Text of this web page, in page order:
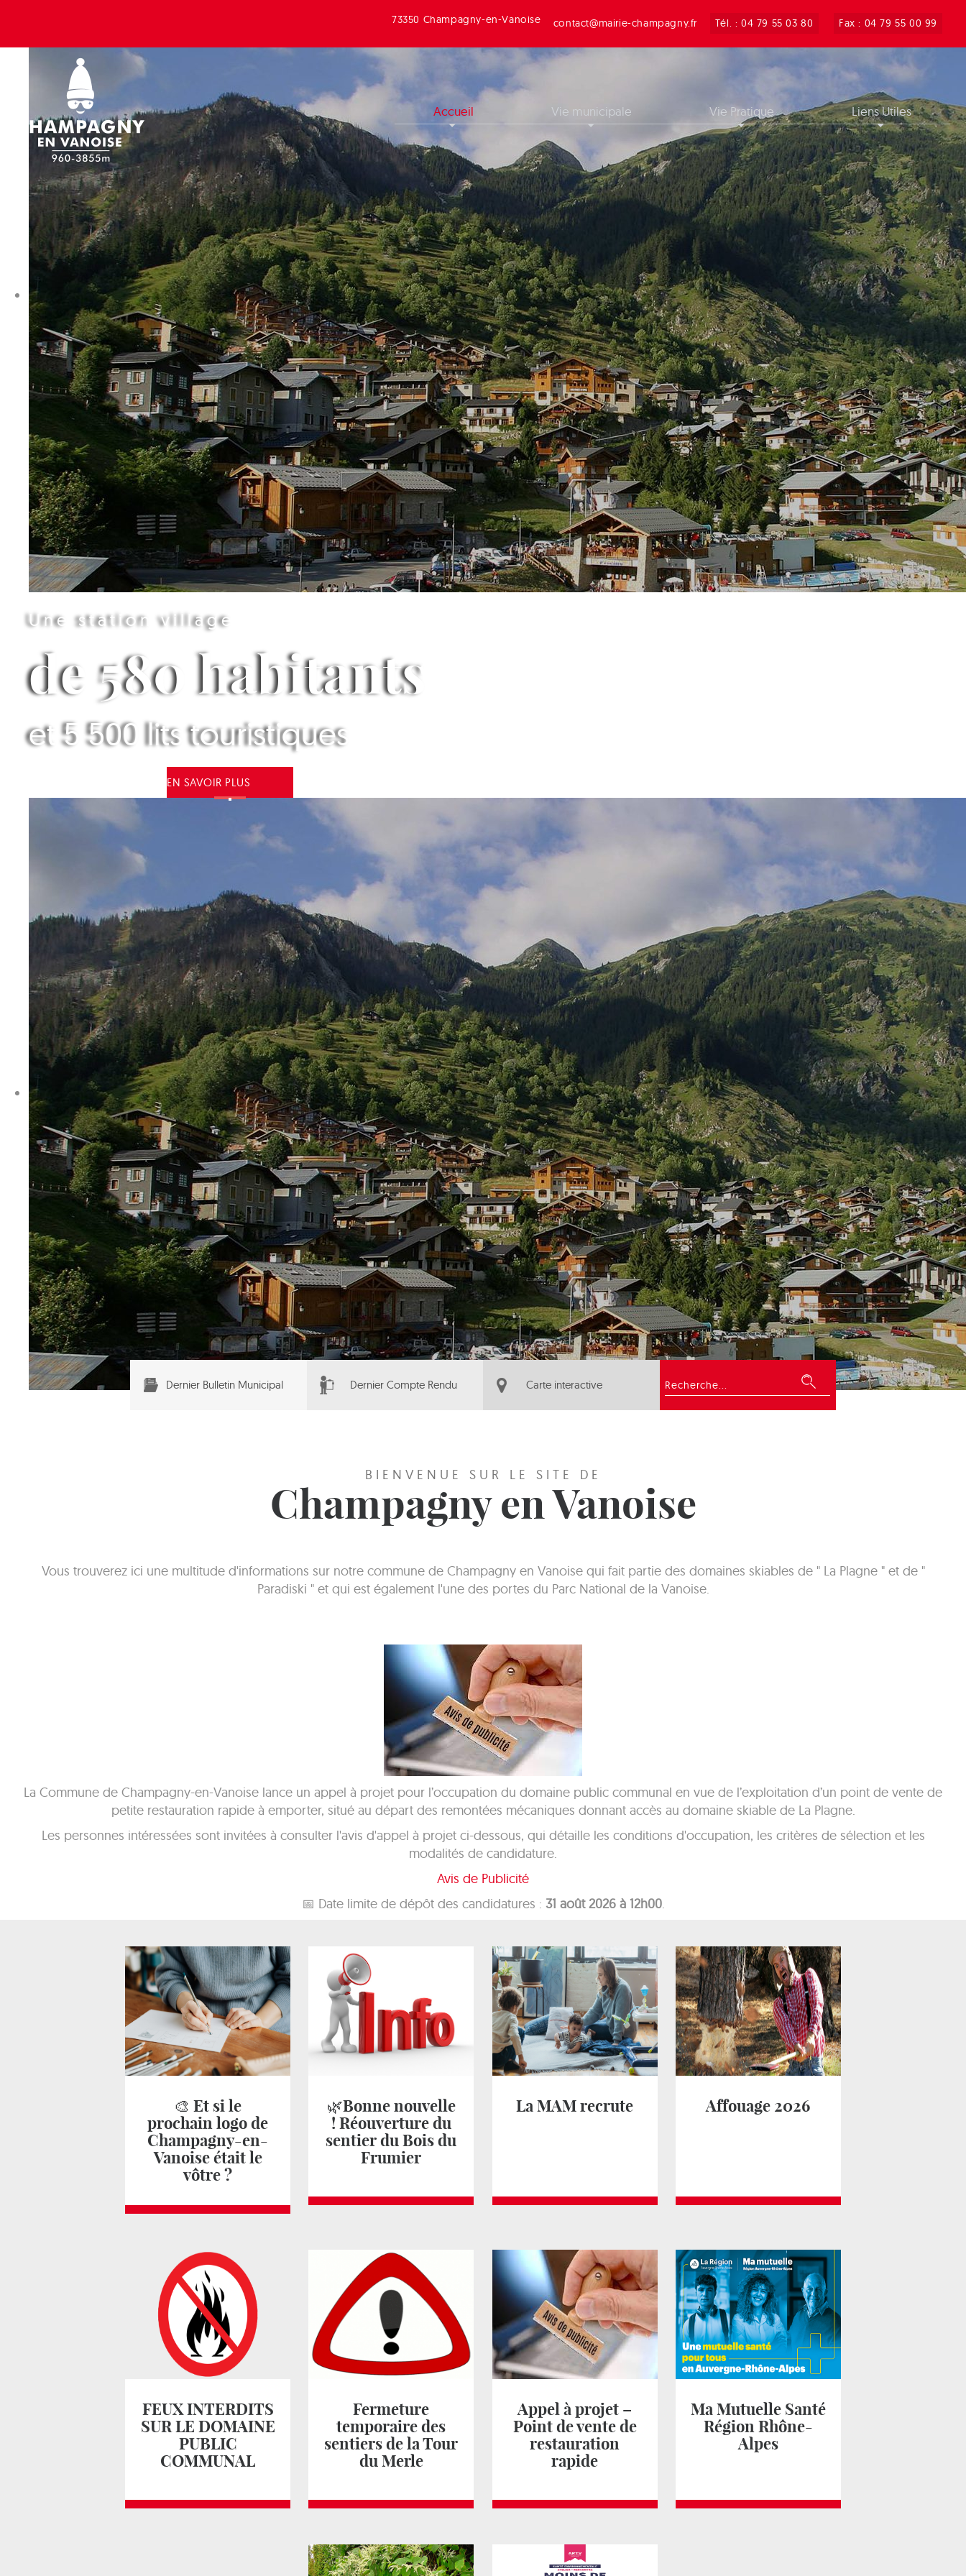
73350 Champagny-en-Vanoise contact@mairie-champagny.fr Tél. : 04 79 55 03 80 Fax : 04 79 55 00 99
Accueil Vie municipale Vie Pratique Liens Utiles
Une station village
de 580 habitants
et 5 500 lits touristiques
EN SAVOIR PLUS
Dernier Bulletin Municipal Dernier Compte Rendu Carte interactive Rechercher
BIENVENUE SUR LE SITE DE
Champagny en Vanoise
Vous trouverez ici une multitude d'informations sur notre commune de Champagny en Vanoise qui fait partie des domaines skiables de " La Plagne " et de "
Paradiski " et qui est également l'une des portes du Parc National de la Vanoise.
La Commune de Champagny-en-Vanoise lance un appel à projet pour l’occupation du domaine public communal en vue de l’exploitation d’un point de vente de
petite restauration rapide à emporter, situé au départ des remontées mécaniques donnant accès au domaine skiable de La Plagne.
Les personnes intéressées sont invitées à consulter l'avis d'appel à projet ci-dessous, qui détaille les conditions d'occupation, les critères de sélection et les
modalités de candidature.
Avis de Publicité
📅 Date limite de dépôt des candidatures : 31 août 2026 à 12h00.
🎨 Et si le
prochain logo de
Champagny-en-
Vanoise était le
vôtre ?
🌿Bonne nouvelle
! Réouverture du
sentier du Bois du
Frumier
La MAM recrute Affouage 2026
FEUX INTERDITS
SUR LE DOMAINE
PUBLIC
COMMUNAL
Fermeture
temporaire des
sentiers de la Tour
du Merle
Appel à projet –
Point de vente de
restauration
rapide
Ma Mutuelle Santé
Région Rhône-
Alpes